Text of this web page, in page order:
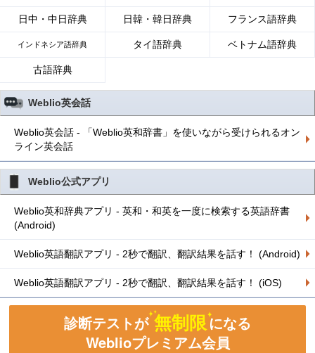
日中・中日辞典 日韓・韓日辞典 フランス語辞典
インドネシア語辞典 タイ語辞典 ベトナム語辞典
古語辞典
Weblio英会話
Weblio英会話 - 「Weblio英和辞書」を使いながら受けられるオン
ライン英会話
Weblio公式アプリ
Weblio英和辞典アプリ - 英和・和英を一度に検索する英語辞書
(Android)
Weblio英語翻訳アプリ - 2秒で翻訳、翻訳結果を話す！ (Android)
Weblio英語翻訳アプリ - 2秒で翻訳、翻訳結果を話す！ (iOS)
診断テストが 無制限になる
Weblioプレミアム会員